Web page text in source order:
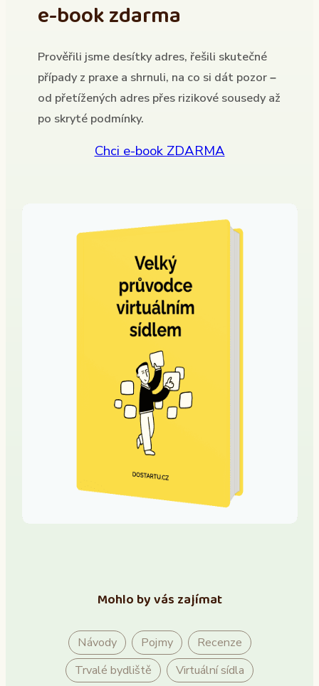
e-book zdarma
Prověřili jsme desítky adres, řešili skutečné
případy z praxe a shrnuli, na co si dát pozor –
od přetížených adres přes rizikové sousedy až
po skryté podmínky.
Chci e-book ZDARMA
Mohlo by vás zajímat
Návody Pojmy
Recenze
Trvalé bydliště
Virtuální sídla